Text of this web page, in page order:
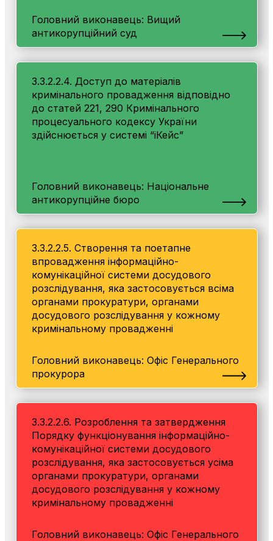
Головний виконавець: Вищий
антикорупційний суд
3.3.2.2.4. Доступ до матеріалів
кримінального провадження відповідно
до статей 221, 290 Кримінального
процесуального кодексу України
здійснюється у системі “іКейс”
Головний виконавець: Національне
антикорупційне бюро
3.3.2.2.5. Створення та поетапне
впровадження інформаційно-
комунікаційної системи досудового
розслідування, яка застосовується всіма
органами прокуратури, органами
досудового розслідування у кожному
кримінальному провадженні
Головний виконавець: Офіс Генерального
прокурора
3.3.2.2.6. Розроблення та затвердження
Порядку функціонування інформаційно-
комунікаційної системи досудового
розслідування, яка застосовується усіма
органами прокуратури, органами
досудового розслідування у кожному
кримінальному провадженні
Головний виконавець: Офіс Генерального